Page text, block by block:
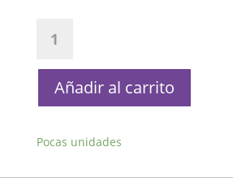
The
Vinilo
Película
Exclusive
Añadir al carrito
Pocas unidades